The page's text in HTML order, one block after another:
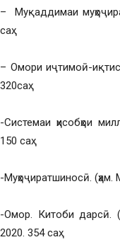
– Муқаддимаи
саҳ.
– Омори иҷтимоӣ-
320саҳ.
-Системаи ҳисобҳои
150 саҳ.
-Муҳоҷиратшиносӣ.
-Омор. Китоби дарсӣ.
2020. 354 саҳ.